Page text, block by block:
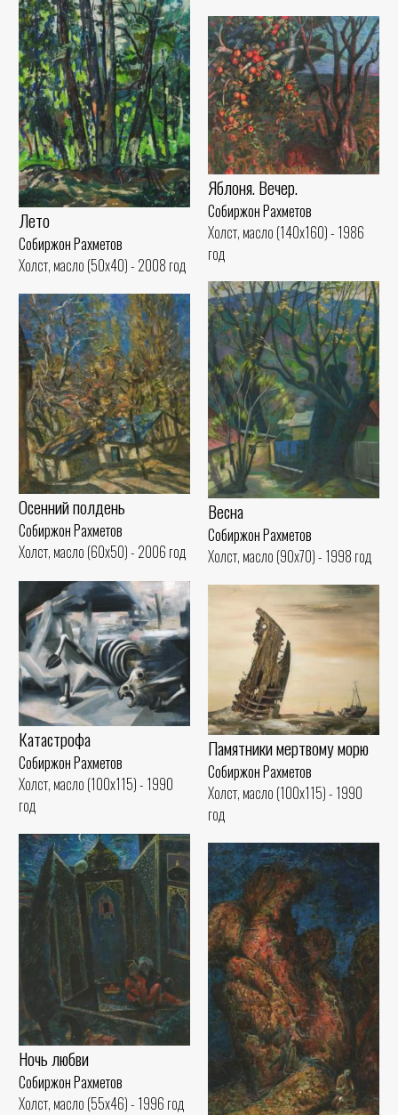
Лето
Собиржон Рахметов
Холст, масло (50x40) - 2008 год
Яблоня. Вечер.
Собиржон Рахметов
Холст, масло (140x160) - 1986
год
Весна
Собиржон Рахметов
Холст, масло (90x70) - 1998 год
Осенний полдень
Собиржон Рахметов
Холст, масло (60x50) - 2006 год
Катастрофа
Собиржон Рахметов
Холст, масло (100x115) - 1990
год
Памятники мертвому морю
Собиржон Рахметов
Холст, масло (100x115) - 1990
год
Ночь любви
Собиржон Рахметов
Холст, масло (55x46) - 1996 год